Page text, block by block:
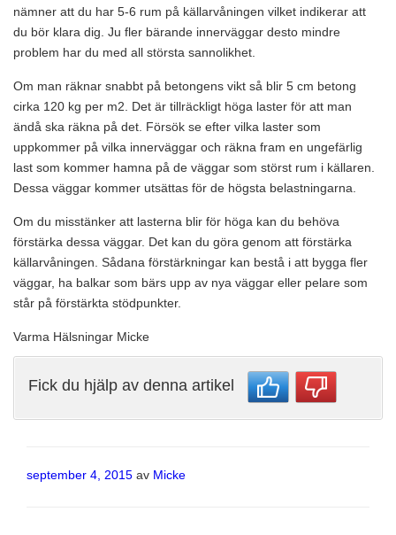
nämner att du har 5-6 rum på källarvåningen vilket indikerar att
du bör klara dig. Ju fler bärande innerväggar desto mindre
problem har du med all största sannolikhet.
Om man räknar snabbt på betongens vikt så blir 5 cm betong
cirka 120 kg per m2. Det är tillräckligt höga laster för att man
ändå ska räkna på det. Försök se efter vilka laster som
uppkommer på vilka innerväggar och räkna fram en ungefärlig
last som kommer hamna på de väggar som störst rum i källaren.
Dessa väggar kommer utsättas för de högsta belastningarna.
Om du misstänker att lasterna blir för höga kan du behöva
förstärka dessa väggar. Det kan du göra genom att förstärka
källarvåningen. Sådana förstärkningar kan bestå i att bygga fler
väggar, ha balkar som bärs upp av nya väggar eller pelare som
står på förstärkta stödpunkter.
Varma Hälsningar Micke
Fick du hjälp av denna artikel
Publicerat
september 4, 2015 av Micke